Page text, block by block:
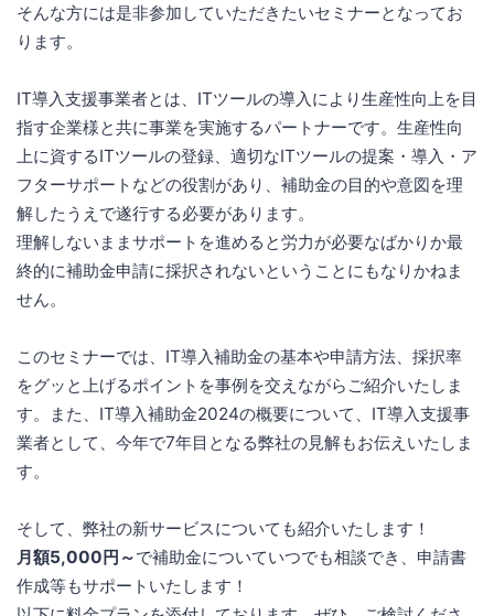
そんな方には是非参加していただきたいセミナーとなってお
ります。
IT導入支援事業者とは、ITツールの導入により生産性向上を目
指す企業様と共に事業を実施するパートナーです。生産性向
上に資するITツールの登録、適切なITツールの提案・導入・ア
フターサポートなどの役割があり、補助金の目的や意図を理
解したうえで遂行する必要があります。
理解しないままサポートを進めると労力が必要なばかりか最
終的に補助金申請に採択されないということにもなりかねま
せん。
このセミナーでは、IT導入補助金の基本や申請方法、採択率
をグッと上げるポイントを事例を交えながらご紹介いたしま
す。また、IT導入補助金2024の概要について、IT導入支援事
業者として、今年で7年目となる弊社の見解もお伝えいたしま
す。
そして、弊社の新サービスについても紹介いたします！
月額5,000円～で補助金についていつでも相談でき、申請書
作成等もサポートいたします！